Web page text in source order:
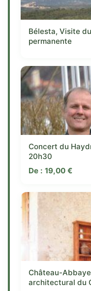
Bélesta, Visite
permanente
Concert du
20h30
De : 19,00 €
Château-
architectural du